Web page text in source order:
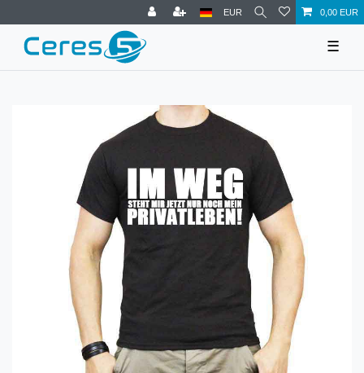
EUR 0,00 EUR
☰